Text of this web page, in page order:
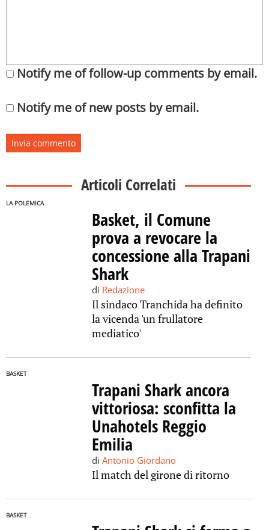
Notify me of follow-up comments by email.
Notify me of new posts by email.
Articoli Correlati
LA POLEMICA
Basket, il Comune
prova a revocare la
concessione alla Trapani
Shark
di Redazione
Il sindaco Tranchida ha definito
la vicenda 'un frullatore
mediatico'
BASKET
Trapani Shark ancora
vittoriosa: sconfitta la
Unahotels Reggio
Emilia
di Antonio Giordano
Il match del girone di ritorno
BASKET